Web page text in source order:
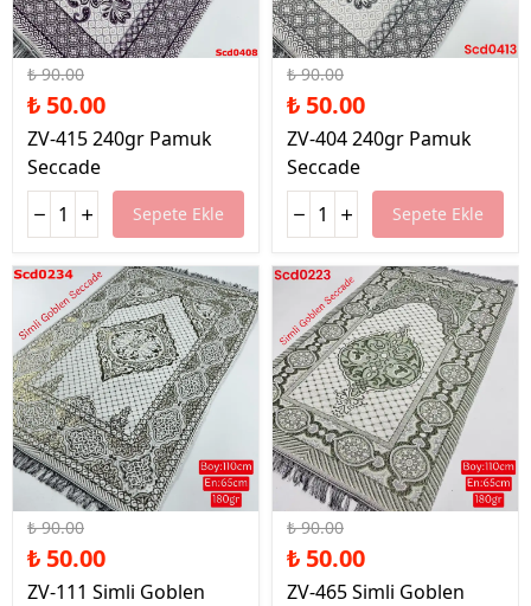
%44 İndirim
₺ 90.00
₺ 50.00
ZV-415 240gr Pamuk
Seccade
Sepete Ekle
%44 İndirim
₺ 90.00
₺ 50.00
ZV-404 240gr Pamuk
Seccade
Sepete Ekle
%44 İndirim
₺ 90.00
₺ 50.00
ZV-111 Simli Goblen
%44 İndirim
₺ 90.00
₺ 50.00
ZV-465 Simli Goblen